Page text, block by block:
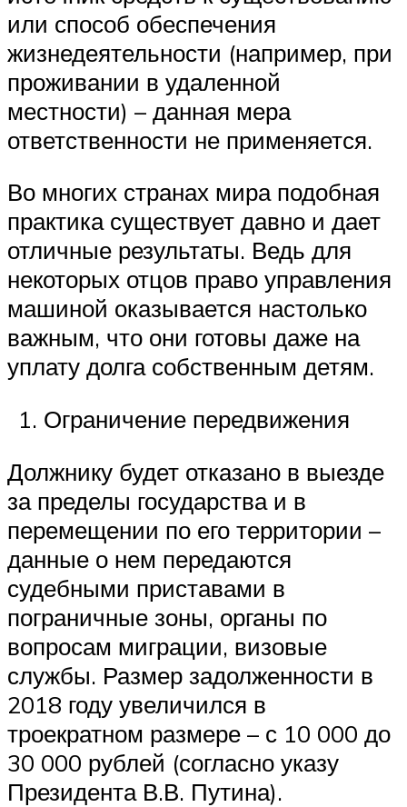
или способ обеспечения
жизнедеятельности (например, при
проживании в удаленной
местности) – данная мера
ответственности не применяется.
Во многих странах мира подобная
практика существует давно и дает
отличные результаты. Ведь для
некоторых отцов право управления
машиной оказывается настолько
важным, что они готовы даже на
уплату долга собственным детям.
Ограничение передвижения
Должнику будет отказано в выезде
за пределы государства и в
перемещении по его территории –
данные о нем передаются
судебными приставами в
пограничные зоны, органы по
вопросам миграции, визовые
службы. Размер задолженности в
2018 году увеличился в
троекратном размере – с 10 000 до
30 000 рублей (согласно указу
Президента В.В. Путина).